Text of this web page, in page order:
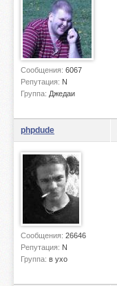
Сообщения: 6067
Репутация: N
Группа: Джедаи
phpdude
Сообщения: 26646
Репутация: N
Группа: в ухо